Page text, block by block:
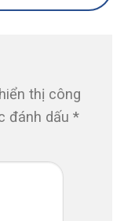
thị công
đánh dấu *